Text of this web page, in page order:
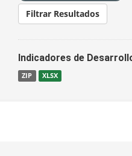
Filtrar Resultados
Indicadores de
ZIP XLSX